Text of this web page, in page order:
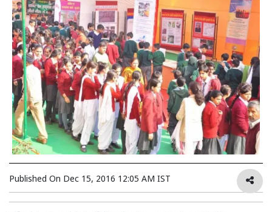
Published On Dec 15, 2016 12:05 AM IST